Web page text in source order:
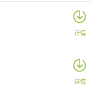
详情
详情